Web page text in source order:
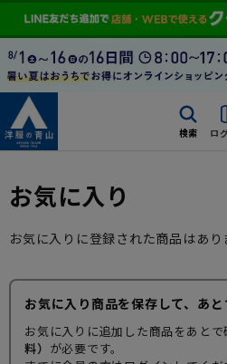
検索 ロ
お気に入り
お気に入りに登録された商品はあり
お気に入り商品を保存して、あ
お気に入りに追加した商品をあと
料） が必要です。